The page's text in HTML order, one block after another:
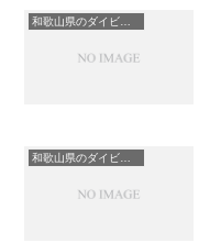
和歌山県のダイビングスポット・ポイント一覧
和歌山県のダイビングスポット・ポイント一覧